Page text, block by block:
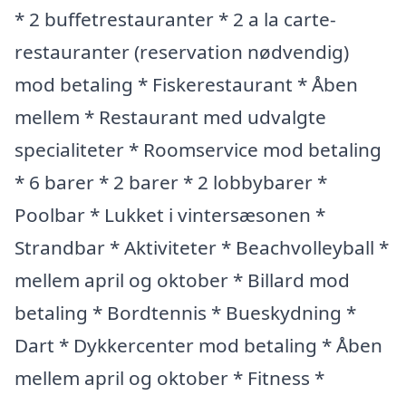
* 2 buffetrestauranter * 2 a la carte-
restauranter (reservation nødvendig)
mod betaling * Fiskerestaurant * Åben
mellem * Restaurant med udvalgte
specialiteter * Roomservice mod betaling
* 6 barer * 2 barer * 2 lobbybarer *
Poolbar * Lukket i vintersæsonen *
Strandbar * Aktiviteter * Beachvolleyball *
mellem april og oktober * Billard mod
betaling * Bordtennis * Bueskydning *
Dart * Dykkercenter mod betaling * Åben
mellem april og oktober * Fitness *